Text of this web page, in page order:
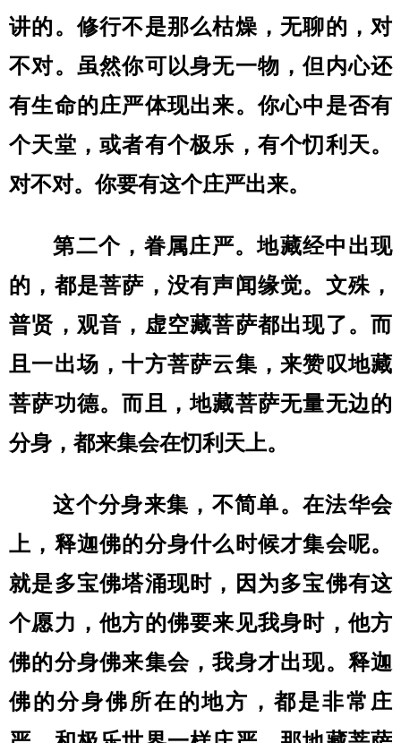
讲的。修行不是那么枯燥，无聊的，对
不对。虽然你可以身无一物，但内心还
有生命的庄严体现出来。你心中是否有
个天堂，或者有个极乐，有个忉利天。
对不对。你要有这个庄严出来。
第二个，眷属庄严。地藏经中出现
的，都是菩萨，没有声闻缘觉。文殊，
普贤，观音，虚空藏菩萨都出现了。而
且一出场，十方菩萨云集，来赞叹地藏
菩萨功德。而且，地藏菩萨无量无边的
分身，都来集会在忉利天上。
这个分身来集，不简单。在法华会
上，释迦佛的分身什么时候才集会呢。
就是多宝佛塔涌现时，因为多宝佛有这
个愿力，他方的佛要来见我身时，他方
佛的分身佛来集会，我身才出现。释迦
佛的分身佛所在的地方，都是非常庄